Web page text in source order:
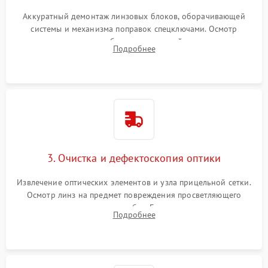
Аккуратный демонтаж линзовых блоков, оборачивающей
системы и механизма поправок спецключами. Осмотр
внутренних резьбовых соединений, пружин и
уплотнительных колец. Поиск причин люфта, смещения
Подробнее
3. Очистка и дефектоскопия оптики
Извлечение оптических элементов и узла прицельной сетки.
Осмотр линз на предмет повреждения просветляющего
покрытия или появления грибка. Бережная очистка стекол
спецрастворами. Проверка целостности гравированной
Подробнее